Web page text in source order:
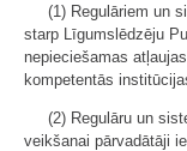
(1) Regulāriem un
starp Līgumslēdzēju
nepieciešamas
kompetentās
(2) Regulāru un
veikšanai pārvadātāji